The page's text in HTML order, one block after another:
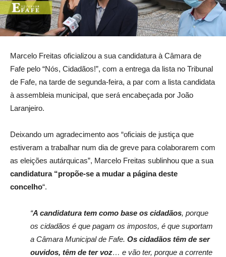
Marcelo Freitas oficializou a sua candidatura à Câmara de
Fafe pelo “Nós, Cidadãos!”, com a entrega da lista no Tribunal
de Fafe, na tarde de segunda-feira, a par com a lista candidata
à assembleia municipal, que será encabeçada por João
Laranjeiro.
Deixando um agradecimento aos “oficiais de justiça que
estiveram a trabalhar num dia de greve para colaborarem com
as eleições autárquicas”, Marcelo Freitas sublinhou que a sua
candidatura “propõe-se a mudar a página deste
concelho“.
“A candidatura tem como base os cidadãos, porque
os cidadãos é que pagam os impostos, é que suportam
a Câmara Municipal de Fafe. Os cidadãos têm de ser
ouvidos, têm de ter voz… e vão ter, porque a corrente